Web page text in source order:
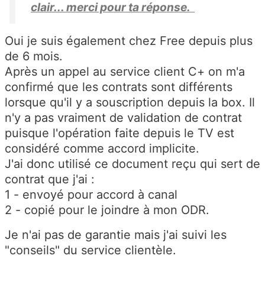
clair... merci pour ta réponse.
Oui je suis également chez Free depuis plus
de 6 mois.
Après un appel au service client C+ on m'a
confirmé que les contrats sont différents
lorsque qu'il y a souscription depuis la box. Il
n'y a pas vraiment de validation de contrat
puisque l'opération faite depuis le TV est
considéré comme accord implicite.
J'ai donc utilisé ce document reçu qui sert de
contrat que j'ai :
1 - envoyé pour accord à canal
2 - copié pour le joindre à mon ODR.
Je n'ai pas de garantie mais j'ai suivi les
"conseils" du service clientèle.